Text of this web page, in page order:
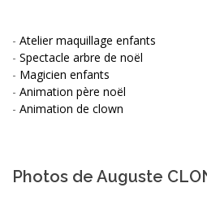
- Atelier maquillage enfants
- Spectacle arbre de noël
- Magicien enfants
- Animation père noël
- Animation de clown
Photos de Auguste